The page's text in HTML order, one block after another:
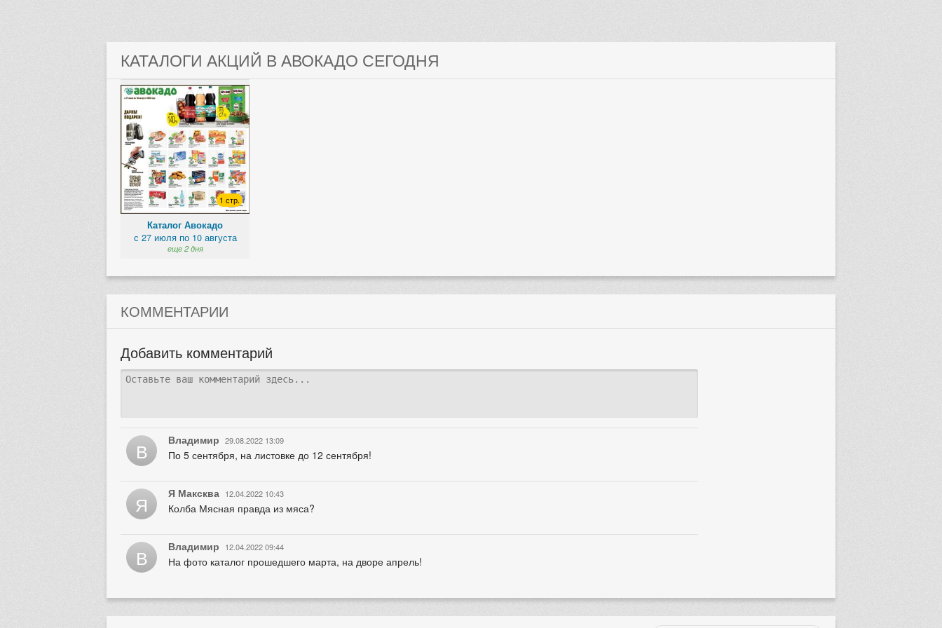
КАТАЛОГИ АКЦИЙ В АВОКАДО СЕГОДНЯ
1 стр.
Каталог Авокадо
с 27 июля по 10 августа
еще 2 дня
КОММЕНТАРИИ
Добавить комментарий
В Владимир 29.08.2022 13:09
По 5 сентября, на листовке до 12 сентября!
Я Я Максква 12.04.2022 10:43
Колба Мясная правда из мяса?
В Владимир 12.04.2022 09:44
На фото каталог прошедшего марта, на дворе апрель!